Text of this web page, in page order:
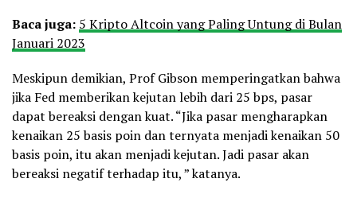
— Altcoin Sherpa (@AltcoinSherpa)February 1, 2023
Baca juga: 5 Kripto Altcoin yang Paling Untung di Bulan
Januari 2023
Meskipun demikian, Prof Gibson memperingatkan bahwa
jika Fed memberikan kejutan lebih dari 25 bps, pasar
dapat bereaksi dengan kuat. “Jika pasar mengharapkan
kenaikan 25 basis poin dan ternyata menjadi kenaikan 50
basis poin, itu akan menjadi kejutan. Jadi pasar akan
bereaksi negatif terhadap itu, ” katanya.